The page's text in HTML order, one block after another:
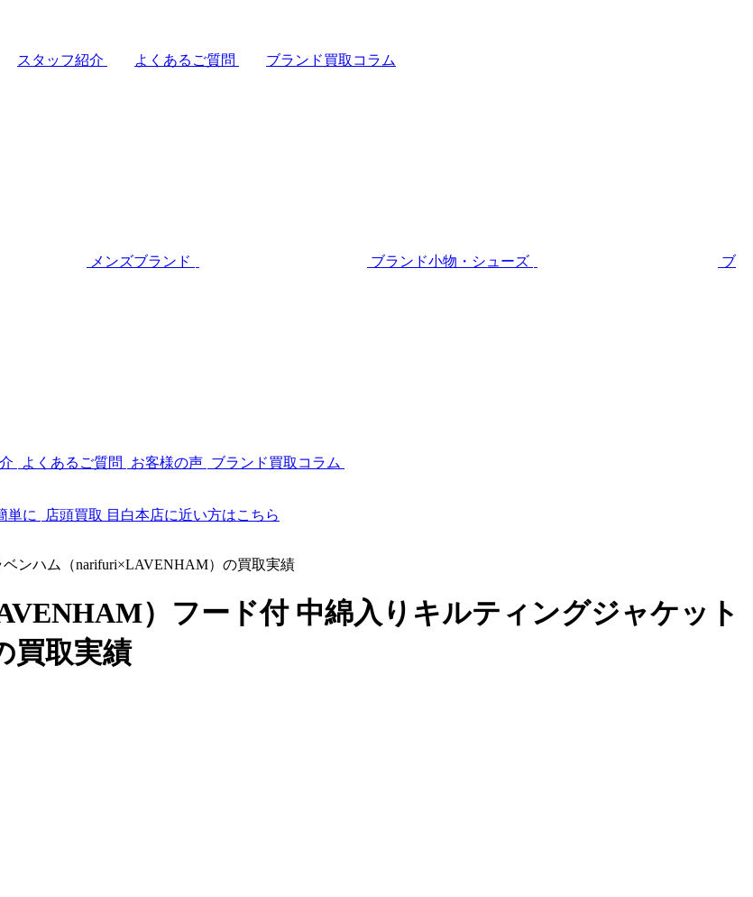
スタッフ紹介 よくあるご質問 ブランド買取コラム
メンズブランド ブランド小物・シューズ ブ
よくあるご質問 お客様の声 ブランド買取コラム
単に 店頭買取 目白本店に近い方はこちら
ンハム（narifuri×LAVENHAM）の買取実績
）フード付 中綿入りキルティングジャケット
買取実績